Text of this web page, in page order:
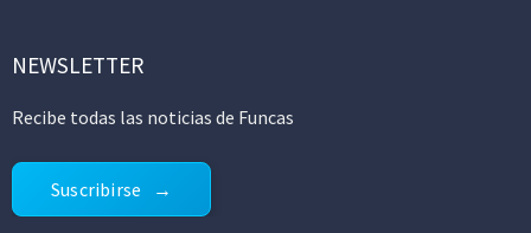
NEWSLETTER
Recibe todas las noticias de Funcas
Suscribirse